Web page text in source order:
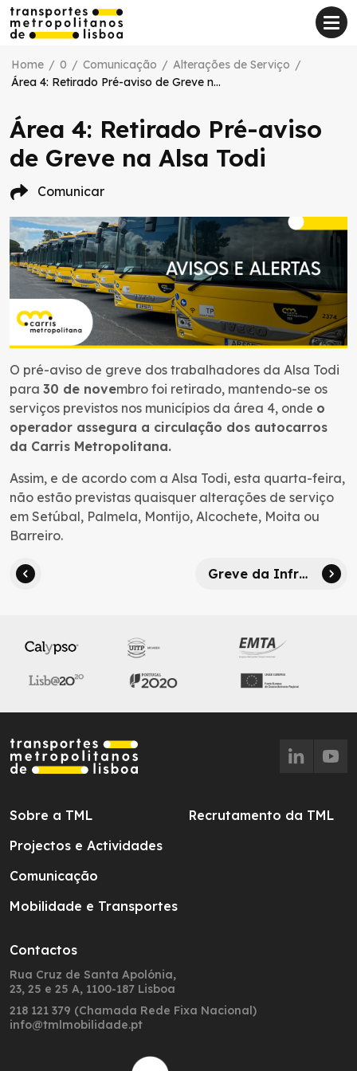
Home / 0 / Comunicação / Alterações de Serviço /
Área 4: Retirado Pré-aviso de Greve na Alsa Todi
Área 4: Retirado Pré-aviso
de Greve na Alsa Todi
Comunicar
O pré-aviso de greve dos trabalhadores da Alsa Todi
para 30 de novembro foi retirado, mantendo-se os
serviços previstos nos municípios da área 4, onde o
operador assegura a circulação dos autocarros
da Carris Metropolitana.
Assim, e de acordo com a Alsa Todi, esta quarta-feira,
não estão previstas quaisquer alterações de serviço
em Setúbal, Palmela, Montijo, Alcochete, Moita ou
Barreiro.
Greve da Infraestruturas de Portugal
Sobre a TML
Projectos e Actividades
Comunicação
Mobilidade e Transportes
Recrutamento da TML
Contactos
Rua Cruz de Santa Apolónia,
23, 25 e 25 A, 1100-187 Lisboa
218 121 379 (Chamada Rede Fixa Nacional)
info@tmlmobilidade.pt